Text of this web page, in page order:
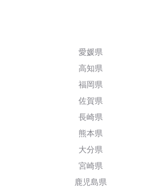
愛媛県
高知県
福岡県
佐賀県
長崎県
熊本県
大分県
宮崎県
鹿児島県